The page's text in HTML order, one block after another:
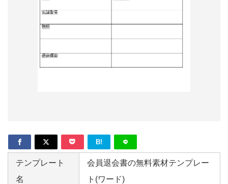
ナ
ル』
B!
テンプレート
名
会員退会書の無料素材テンプレー
ト(ワード)